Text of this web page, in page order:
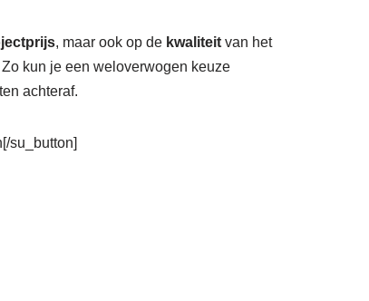
, maar ook op de kwaliteit van het
kun je een weloverwogen keuze
achteraf.
su_button]